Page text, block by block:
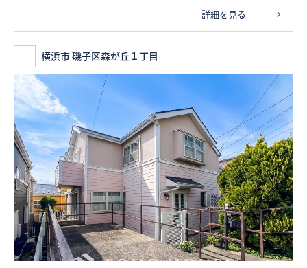
詳細を見る
横浜市 磯子区森が丘１丁目